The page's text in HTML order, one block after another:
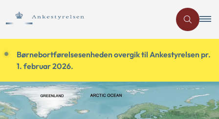
Børnebortførelsesenheden overgik til Ankestyrelsen pr.
1. februar 2026.